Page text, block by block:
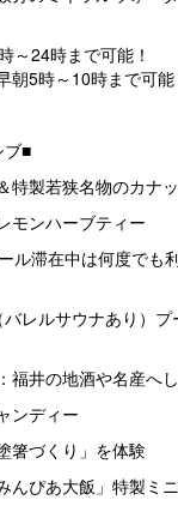
～24時まで可能！
朝5時～10時まで可能
ブ■
製若狭名物のカナ
モンハーブティー
ル滞在中は何度でも
レルサウナあり）
井の地酒や名産へ
ンディー
箸づくり」を体験
ぴあ大飯」特製ミ